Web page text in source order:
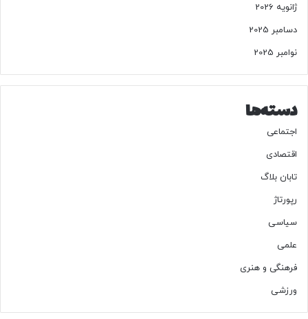
ژانویه 2026
دسامبر 2025
نوامبر 2025
دسته‌ها
اجتماعی
اقتصادی
تابان بلاگ
رپورتاژ
سیاسی
علمی
فرهنگی و هنری
ورزشی